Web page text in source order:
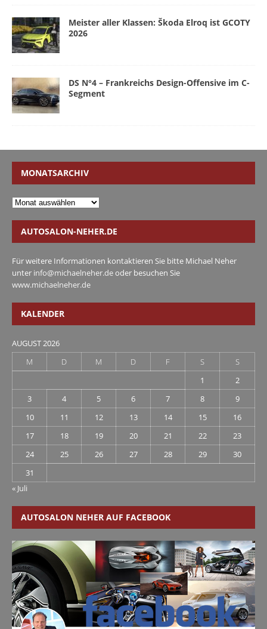
Meister aller Klassen: Škoda Elroq ist GCOTY
2026
DS N°4 – Frankreichs Design-Offensive im C-
Segment
MONATSARCHIV
AUTOSALON-NEHER.DE
Für weitere Informationen kontaktieren Sie bitte Michael Neher
unter info@michaelneher.deoder besuchen Sie
www.michaelneher.de
KALENDER
AUGUST 2026
M
D M D F S
S
1
2
3
4 5 6 7 8
9
10
11 12 13 14 15
16
17
18 19 20 21 22
23
24
25 26 27 28 29
30
31
« Juli
AUTOSALON NEHER AUF FACEBOOK